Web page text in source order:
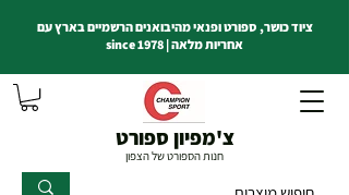
צ'מפיון ספורט
חנות הספורט של הצפון
ציוד כושר, ספורט ופנאי מהיבואנים הרשמיים בארץ עם
אחריות מלאה | since 1978